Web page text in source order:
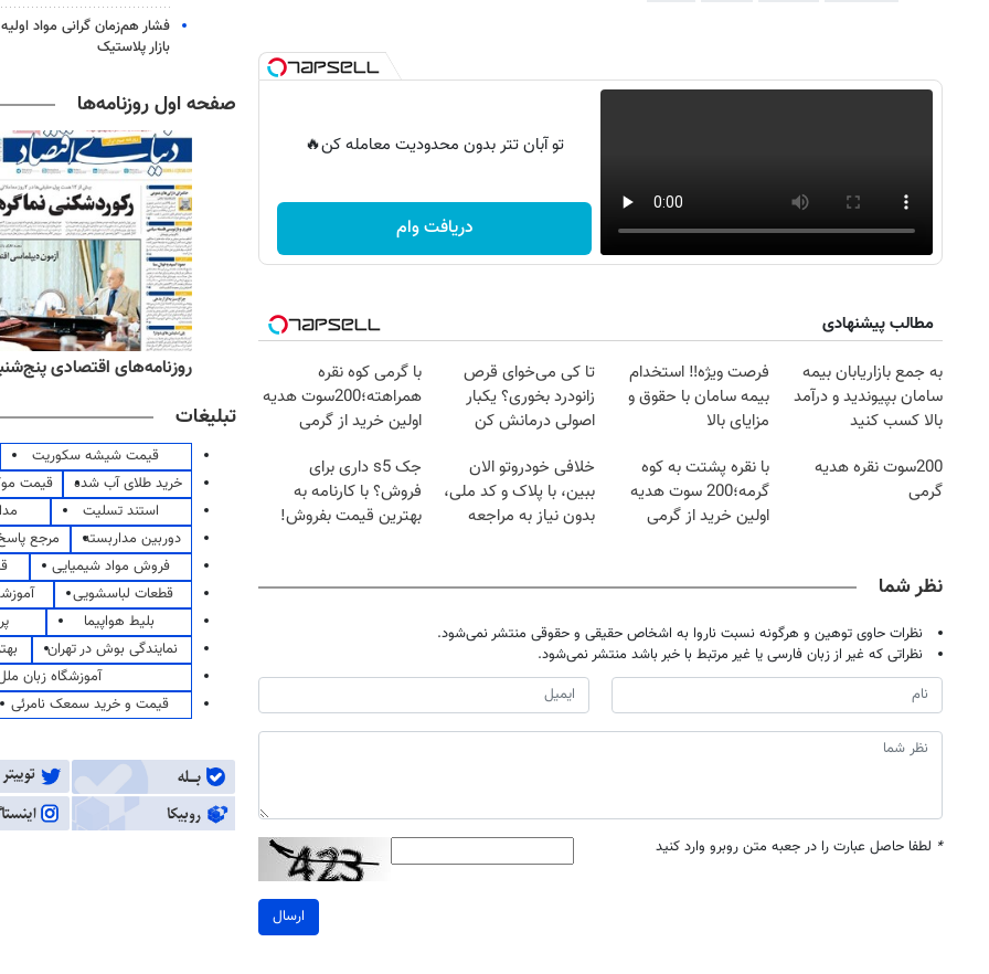
تو آبان تتر بدون محدودیت معامله کن🔥
دریافت وام
مطالب پیشنهادی
به جمع بازاریابان بیمه
سامان بپیوندید و درآمد
بالا کسب کنید
فرصت ویژه‼️ استخدام
بیمه سامان با حقوق و
مزایای بالا
تا کی می‌خوای قرص
زانودرد بخوری؟ یکبار
اصولی درمانش کن
با گرمی کوه نقره
همراهته؛200سوت هدیه
اولین خرید از گرمی
200سوت نقره هدیه
گرمی
با نقره پشتت به کوه
گرمه؛200 سوت هدیه
اولین خرید از گرمی
خلافی خودروتو الان
ببین، با پلاک و کد ملی،
بدون نیاز به مراجعه
جک s5 داری برای
فروش؟ با کارنامه به
بهترین قیمت بفروش!
نظر شما
نظرات حاوی توهین و هرگونه نسبت ناروا به اشخاص حقیقی و حقوقی منتشر نمی‌شود.
نظراتی که غیر از زبان فارسی یا غیر مرتبط با خبر باشد منتشر نمی‌شود.
* لطفا حاصل عبارت را در جعبه متن روبرو وارد کنید
ارسال
فشار هم‌زمان گرانی مواد
بازار پلاستیک
صفحه اول روزنامه‌ها
روزنامه‌های صبح پنج‌شنبه ۱۵ مرداد ۱۴۰۵ روزنامه‌های ورزشی پنج‌شنبه ۱۵ مرداد ۱۴۰۵ روزنامه‌های اقتصادی پنج‌شنبه ۱۵ مرداد
تبلیغات
قیمت شیشه سکوریت
خرید طلای آب شده
قیمت
استند تسلیت
دوربین مداربسته
مرجع
فروش مواد شیمیایی
قطعات لباسشویی
بلیط هواپیما
نمایندگی بوش در تهران
آموزشگاه زبان
قیمت و خرید سمعک نامرئی